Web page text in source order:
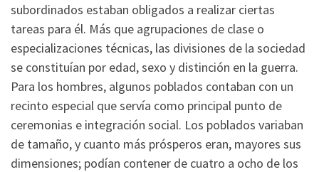
subordinados estaban obligados a realizar ciertas
tareas para él. Más que agrupaciones de clase o
especializaciones técnicas, las divisiones de la sociedad
se constituían por edad, sexo y distinción en la guerra.
Para los hombres, algunos poblados contaban con un
recinto especial que servía como principal punto de
ceremonias e integración social. Los poblados variaban
de tamaño, y cuanto más prósperos eran, mayores sus
dimensiones; podían contener de cuatro a ocho de los